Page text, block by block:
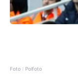
Foto : Polfoto